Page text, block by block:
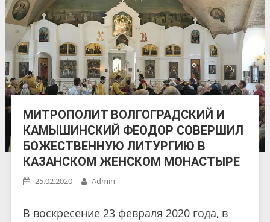
МИТРОПОЛИТ ВОЛГОГРАДСКИЙ И
КАМЫШИНСКИЙ ФЕОДОР СОВЕРШИЛ
БОЖЕСТВЕННУЮ ЛИТУРГИЮ В
КАЗАНСКОМ ЖЕНСКОМ МОНАСТЫРЕ
25.02.2020 Admin
В воскресение 23 февраля 2020 года, в